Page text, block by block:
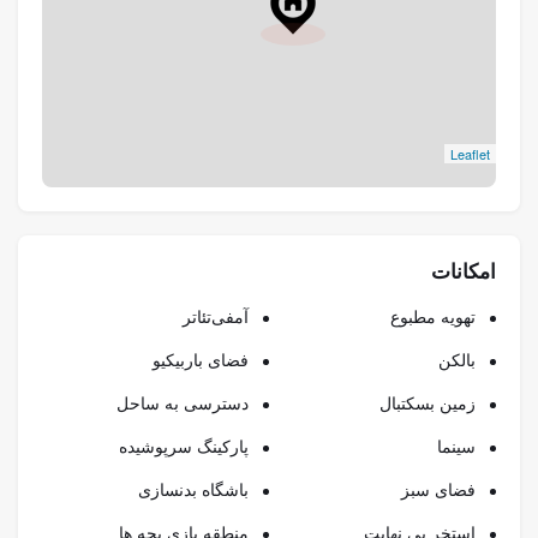
دسترسی آسان به بزرگراه های اصلی و ایستگاه های مترو
معماری معاصر با امکانات روز
Leaflet
امکانات
تهویه مطبوع
آمفی‌تئاتر
بالکن
فضای باربیکیو
زمین بسکتبال
دسترسی به ساحل
سینما
پارکینگ سرپوشیده
فضای سبز
باشگاه بدنسازی